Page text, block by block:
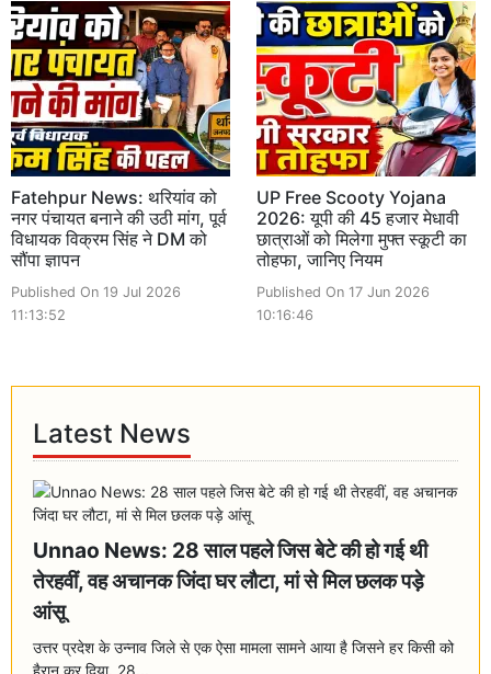
Fatehpur News: थरियांव को
नगर पंचायत बनाने की उठी मांग, पूर्व
विधायक विक्रम सिंह ने DM को
सौंपा ज्ञापन
Published On 19 Jul 2026
11:13:52
UP Free Scooty Yojana
2026: यूपी की 45 हजार मेधावी
छात्राओं को मिलेगा मुफ्त स्कूटी का
तोहफा, जानिए नियम
Published On 17 Jun 2026
10:16:46
Latest News
Unnao News: 28 साल पहले जिस बेटे की हो गई थी
तेरहवीं, वह अचानक जिंदा घर लौटा, मां से मिल छलक पड़े
आंसू
उत्तर प्रदेश के उन्नाव जिले से एक ऐसा मामला सामने आया है जिसने हर किसी को
हैरान कर दिया. 28...